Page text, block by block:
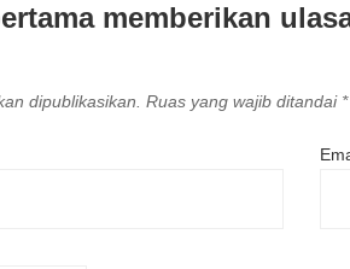
memberikan
dipublikasikan. Ruas yang wajib ditandai *